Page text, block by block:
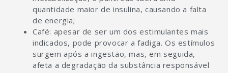
quantidade maior de insulina, causando a falta
de energia;
Café: apesar de ser um dos estimulantes mais
indicados, pode provocar a fadiga. Os estímulos
surgem após a ingestão, mas, em seguida,
afeta a degradação da substância responsável